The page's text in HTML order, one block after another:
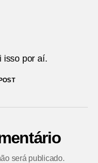
isso por aí.
será publicado.